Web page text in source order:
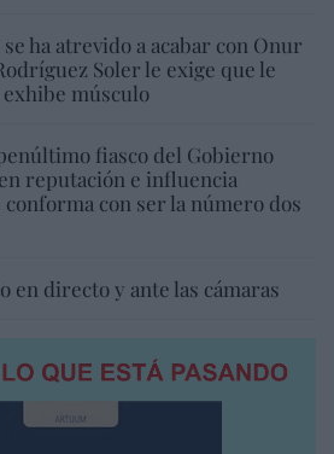
ha atrevido a acabar con Onur
Soler le exige que le
músculo
fiasco del Gobierno
reputación e influencia
con ser la número dos
en directo y ante las cámaras